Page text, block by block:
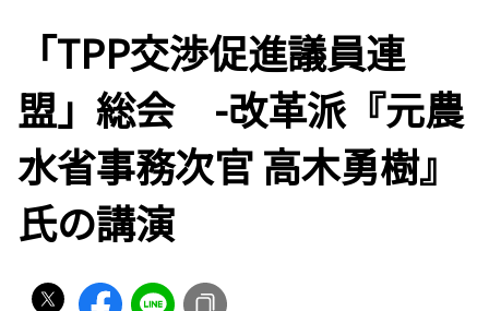
「TPP交渉促進議員連
盟」総会 -改革派『元農
水省事務次官 高木勇樹』
氏の講演